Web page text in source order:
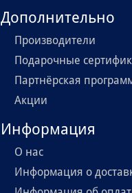
Дополнительно
Производители
Подарочные
Партнёрская
Акции
Информация
О нас
Информация о